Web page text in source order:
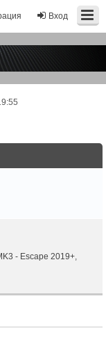
Вход
- Escape 2019+,